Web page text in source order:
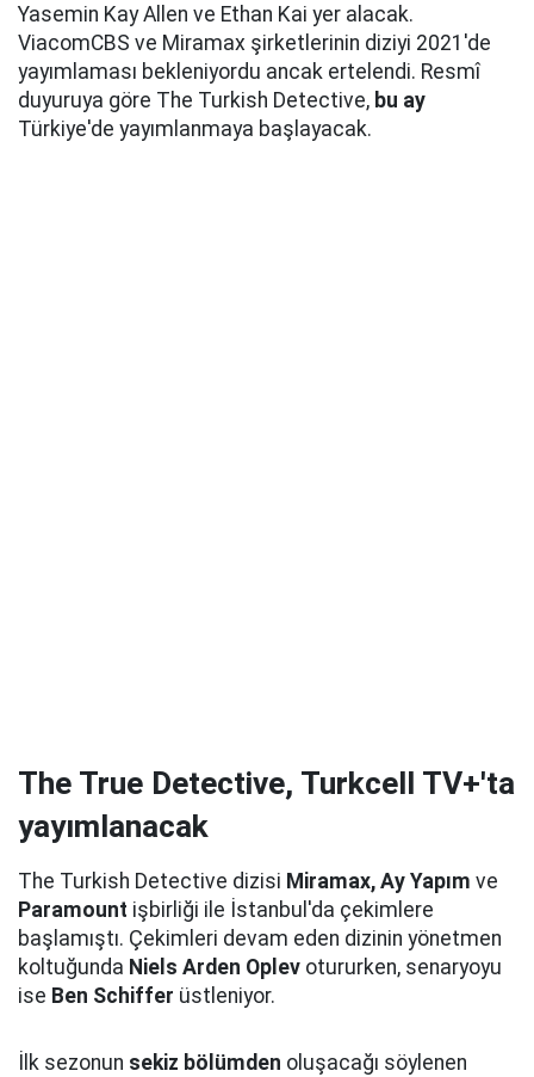
Yasemin Kay Allen ve Ethan Kai yer alacak.
ViacomCBS ve Miramax şirketlerinin diziyi 2021'de
yayımlaması bekleniyordu ancak ertelendi. Resmî
duyuruya göre The Turkish Detective, bu ay
Türkiye'de yayımlanmaya başlayacak.
The True Detective, Turkcell TV+'ta
yayımlanacak
The Turkish Detective dizisi Miramax, Ay Yapım ve
Paramount işbirliği ile İstanbul'da çekimlere
başlamıştı. Çekimleri devam eden dizinin yönetmen
koltuğunda Niels Arden Oplev otururken, senaryoyu
ise Ben Schiffer üstleniyor.
İlk sezonun sekiz bölümden oluşacağı söylenen